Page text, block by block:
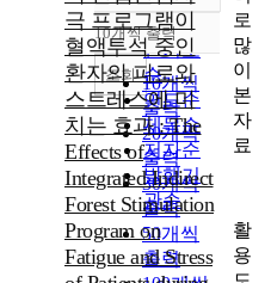
순
인기도
순
연도순
제목순
저자순
발행기
관순
내림차순
10개씩 출력
10개씩
출력
20개씩
출력
30개씩
출력
50개씩
출력
조회
극 프로그램이
혈액투석 중인
환자의 피로와
스트레스에 미
치는 효과 : The
Effects of
Integrated Indirect
Forest Stimulation
Program on
Fatigue and Stress
로
많
이
본
자
료
활
용